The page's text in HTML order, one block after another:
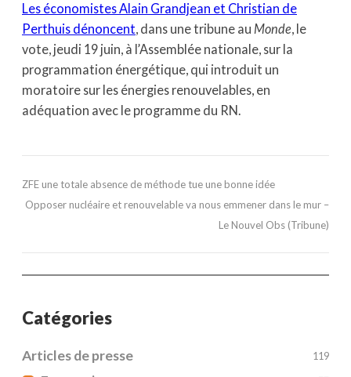
Les économistes Alain Grandjean et Christian de
Perthuis dénoncent, dans une tribune au Monde, le
vote, jeudi 19 juin, à l’Assemblée nationale, sur la
programmation énergétique, qui introduit un
moratoire sur les énergies renouvelables, en
adéquation avec le programme du RN.
ZFE une totale absence de méthode tue une bonne idée
Opposer nucléaire et renouvelable va nous emmener dans le mur –
Le Nouvel Obs (Tribune)
Catégories
Articles de presse 119